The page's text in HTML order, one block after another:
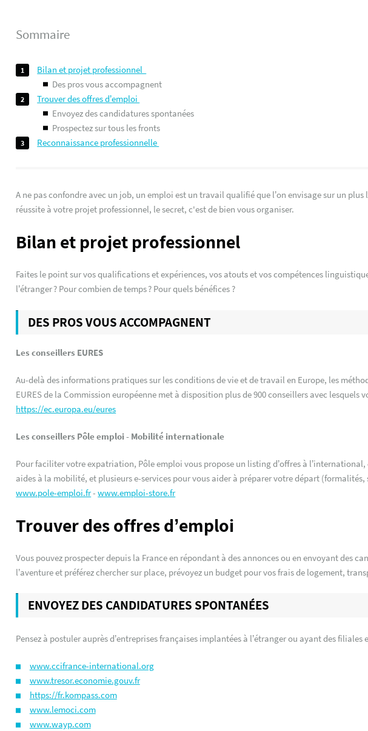
Sommaire
bilan et projet professionnel
des pros vous accompagnent
trouver des offres d’emploi
envoyez des candidatures spontanées
prospectez sur tous les fronts
reconnaissance professionnelle
A ne pas confondre avec un job, un emploi est un travail qualifié que l’on envisage sur un
réussite à votre projet professionnel, le secret, c'est de bien vous organiser.
Bilan et projet professionnel
Faites le point sur vos qualifications et expériences, vos atouts et vos compétences
l’étranger ? Pour combien de temps ? Pour quels bénéfices ?
DES PROS VOUS ACCOMPAGNENT
Les conseillers EURES
Au-delà des informations pratiques sur les conditions de vie et de travail en Europe, les
EURES de la Commission européenne met à disposition plus de 900 conseillers avec lesquels
https://ec.europa.eu/eures
Les conseillers Pôle emploi - Mobilité internationale
Pour faciliter votre expatriation, Pôle emploi vous propose un listing d’offres à
aides à la mobilité, et plusieurs e-services pour vous aider à préparer votre départ
www.pole-emploi.fr-www.emploi-store.fr
Trouver des offres d’emploi
Vous pouvez prospecter depuis la France en répondant à des annonces ou en envoyant des
l’aventure et préférez chercher sur place, prévoyez un budget pour vos frais de logement,
ENVOYEZ DES CANDIDATURES SPONTANÉES
Pensez à postuler auprès d’entreprises françaises implantées à l’étranger ou ayant des filiales
www.ccifrance-international.org
www.tresor.economie.gouv.fr
https://fr.kompass.com
www.lemoci.com
www.wayp.com